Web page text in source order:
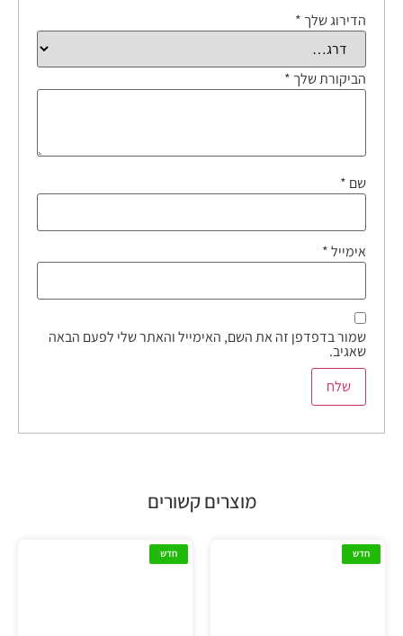
הדירוג שלך *
הביקורת שלך *
שם *
אימייל*
שמור בדפדפן זה את השם, האימייל והאתר שלי לפעם הבאה
שאגיב.
מוצרים קשורים
חדש חדש